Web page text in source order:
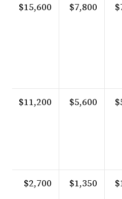
$7,800
$15,600
$5,600
$11,200
$1,350
$2,700